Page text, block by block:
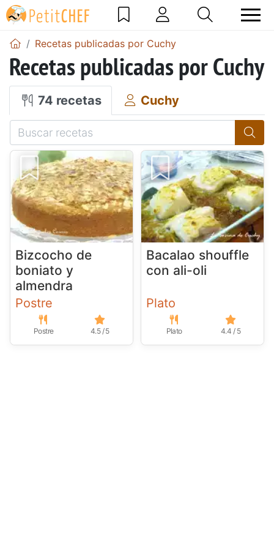
Recetas publicadas por Cuchy
Recetas publicadas por Cuchy
74 recetas Cuchy
Bizcocho de
boniato y
almendra
Postre
Postre 4.5 / 5
Bacalao shouffle
con ali-oli
Plato
Plato 4.4 / 5